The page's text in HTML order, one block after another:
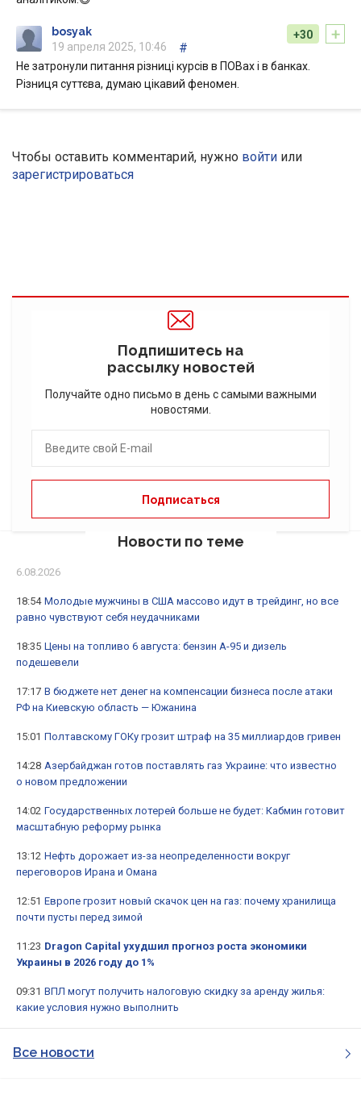
+
+30
bosyak
19 апреля 2025, 10:46
#
Не затронули питання різниці курсів в ПОВах і в банках.
Різниця суттєва, думаю цікавий феномен.
Чтобы оставить комментарий, нужно войти или
зарегистрироваться
Подпишитесь на
рассылку новостей
Получайте одно письмо в день с самыми важными
новостями.
Новости по теме
6.08.2026
18:54 Молодые мужчины в США массово идут в трейдинг, но все
равно чувствуют себя неудачниками
18:35 Цены на топливо 6 августа: бензин А-95 и дизель
подешевели
17:17 В бюджете нет денег на компенсации бизнеса после атаки
РФ на Киевскую область — Южанина
15:01 Полтавскому ГОКу грозит штраф на 35 миллиардов гривен
14:28 Азербайджан готов поставлять газ Украине: что известно
о новом предложении
14:02 Государственных лотерей больше не будет: Кабмин готовит
масштабную реформу рынка
13:12 Нефть дорожает из-за неопределенности вокруг
переговоров Ирана и Омана
12:51 Европе грозит новый скачок цен на газ: почему хранилища
почти пусты перед зимой
11:23 Dragon Capital ухудшил прогноз роста экономики
Украины в 2026 году до 1%
09:31 ВПЛ могут получить налоговую скидку за аренду жилья:
какие условия нужно выполнить
Все новости